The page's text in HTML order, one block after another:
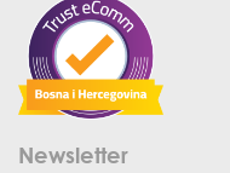
Newsletter